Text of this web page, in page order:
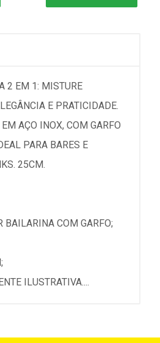
2 EM 1: MISTURE
E PRATICIDADE.
AÇO INOX, COM GARFO
PARA BARES E
25CM.
BAILARINA COM GARFO;
ILUSTRATIVA....